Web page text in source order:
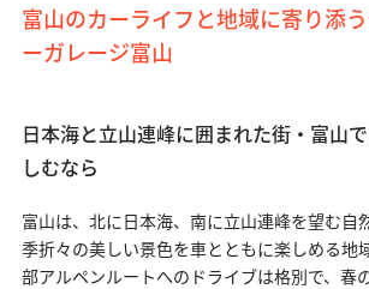
富山のカーライフと地域に寄り添
ーガレージ富山
日本海と立山連峰に囲まれた街・富山
しむなら
富山は、北に日本海、南に立山連峰を望む自
季折々の美しい景色を車とともに楽しめる地
部アルペンルートへのドライブは格別で、春